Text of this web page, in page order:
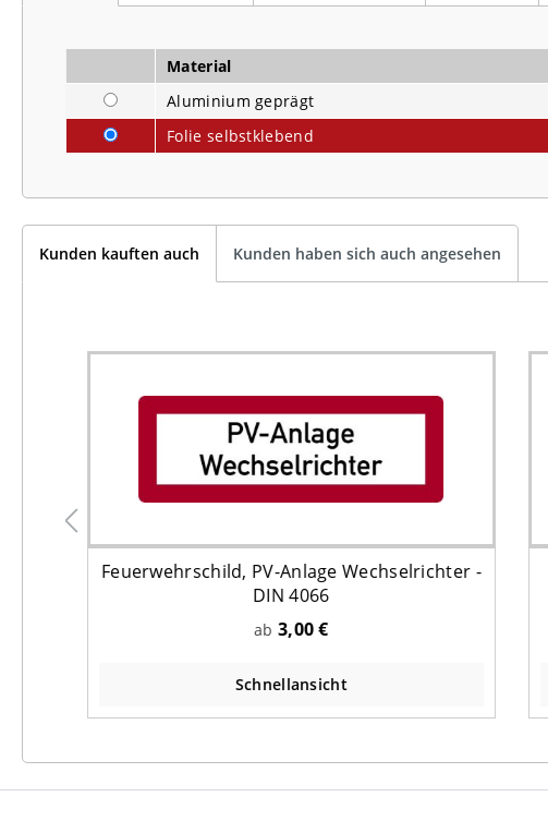
Material
Aluminium geprägt
Folie selbstklebend
Kunden kauften auch Kunden haben sich auch angesehen
Feuerwehrschild, PV-Anlage Wechselrichter -
DIN 4066
ab 3,00 €
Schnellansicht